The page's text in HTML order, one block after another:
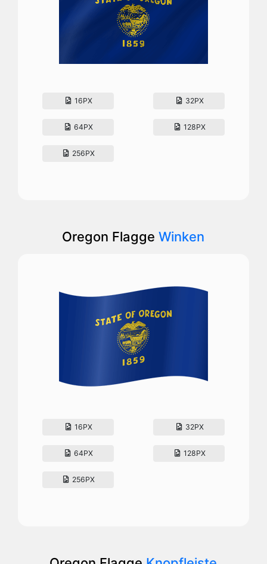
16PX 32PX
64PX 128PX
256PX
Oregon FlaggeWinken
16PX 32PX
64PX 128PX
256PX